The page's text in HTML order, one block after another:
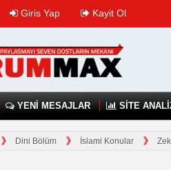
Giris Yap Kayit Ol
YENİ MESAJLAR SİTE
Dini Bölüm İslami Konular